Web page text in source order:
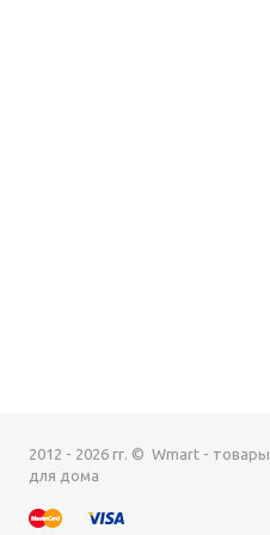
2012 - 2026 гг. © Wmart - товары
для дома